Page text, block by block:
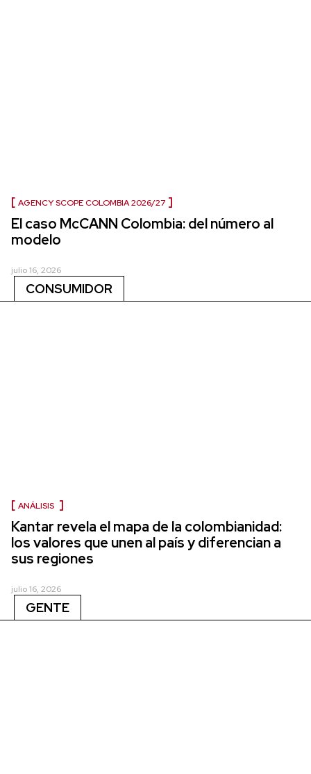
AGENCY SCOPE COLOMBIA 2026/27
El caso McCANN Colombia: del número al
modelo
julio 16, 2026
CONSUMIDOR
ANÁLISIS
Kantar revela el mapa de la colombianidad:
los valores que unen al país y diferencian a
sus regiones
julio 16, 2026
GENTE